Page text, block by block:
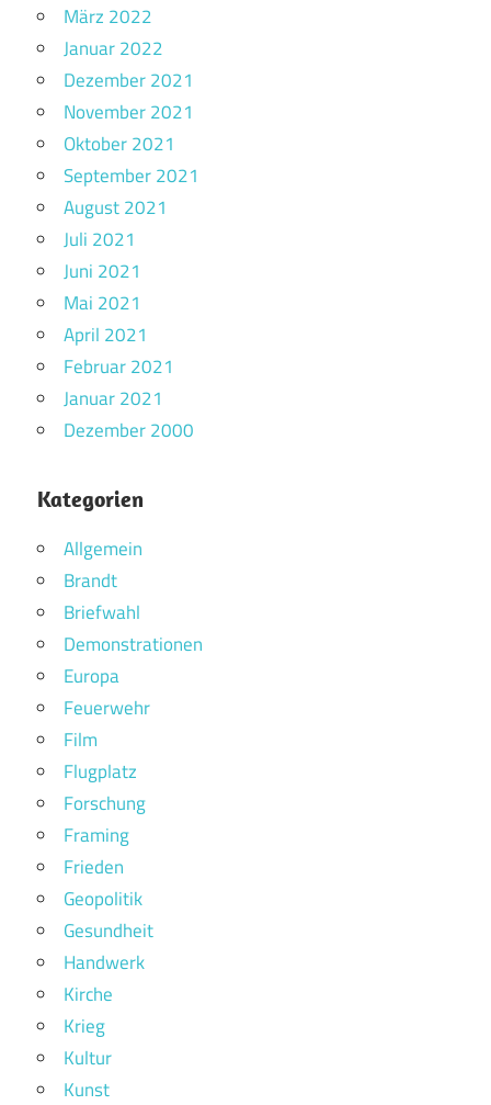
März 2022
Januar 2022
Dezember 2021
November 2021
Oktober 2021
September 2021
August 2021
Juli 2021
Juni 2021
Mai 2021
April 2021
Februar 2021
Januar 2021
Dezember 2000
Kategorien
Allgemein
Brandt
Briefwahl
Demonstrationen
Europa
Feuerwehr
Film
Flugplatz
Forschung
Framing
Frieden
Geopolitik
Gesundheit
Handwerk
Kirche
Krieg
Kultur
Kunst